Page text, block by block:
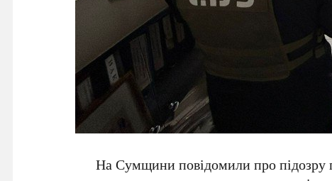
На Сумщини повідомили про підозру